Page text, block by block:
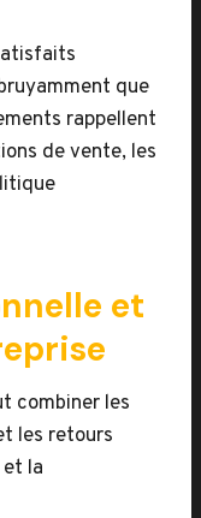
que
rappellent
de vente, les
et
combiner les
les retours
la